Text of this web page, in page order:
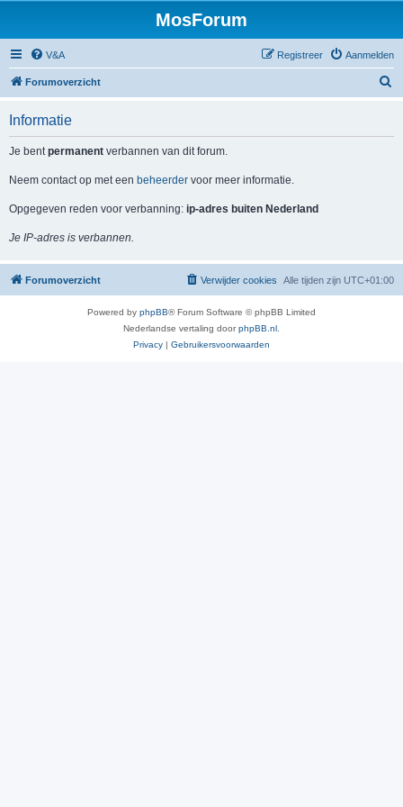
MosForum
V&A Aanmelden
Registreer
Forumoverzicht
Informatie
Je bentpermanent verbannen van dit forum.
Neem contact op met een beheerder voor meer informatie.
Opgegeven reden voor verbanning: ip-adres buiten Nederland
Je IP-adres is verbannen.
Forumoverzicht Alle tijden zijn UTC+01:00
Verwijder cookies
Powered by phpBB® Forum Software © phpBB Limited
Nederlandse vertaling doorphpBB.nl
Privacy | Gebruikersvoorwaarden